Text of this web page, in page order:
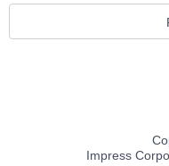
Impress